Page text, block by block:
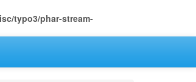
typo3/phar-stream-